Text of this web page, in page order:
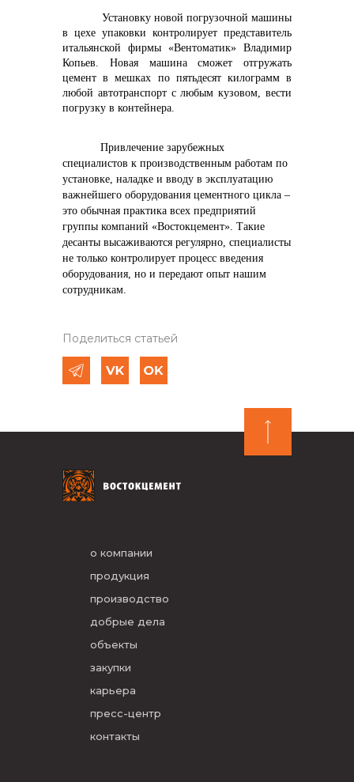
Установку новой погрузочной машины
в цехе упаковки контролирует представитель
итальянской фирмы «Вентоматик» Владимир
Копьев. Новая машина сможет отгружать
цемент в мешках по пятьдесят килограмм в
любой автотранспорт с любым кузовом, вести
погрузку в контейнера.
Привлечение зарубежных
специалистов к производственным работам по
установке, наладке и вводу в эксплуатацию
важнейшего оборудования цементного цикла –
это обычная практика всех предприятий
группы компаний «Востокцемент». Такие
десанты высаживаются регулярно, специалисты
не только контролирует процесс введения
оборудования, но и передают опыт нашим
сотрудникам.
Поделиться статьей
о компании
продукция
производство
добрые дела
объекты
закупки
карьера
пресс-центр
контакты